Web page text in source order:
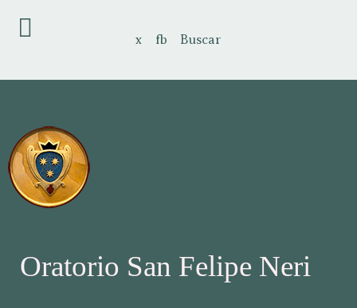
x fb Buscar
Oratorio San Felipe Neri